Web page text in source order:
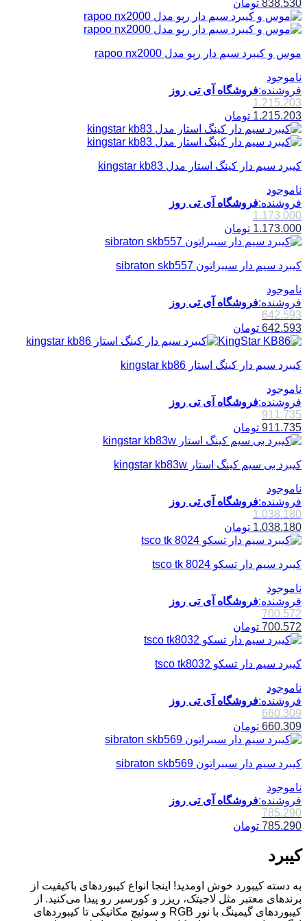
838.530 تومان
موس و کیبرد سیم دار رپو مدل rapoo nx2000
ناموجود
فروشنده:فروشگاه آی تی روز
1.215.203
1.215.203 تومان
کیبرد سیم دار کینگ استار مدل kingstar kb83
ناموجود
فروشنده:فروشگاه آی تی روز
1.173.000
1.173.000 تومان
کیبرد سیم دار سیبراتون sibraton skb557
ناموجود
فروشنده:فروشگاه آی تی روز
642.593
642.593 تومان
کیبرد سیم دار کینگ استار kingstar kb86
ناموجود
فروشنده:فروشگاه آی تی روز
911.735
911.735 تومان
کیبرد بی سیم کینگ استار kingstar kb83w
ناموجود
فروشنده:فروشگاه آی تی روز
1.038.180
1.038.180 تومان
کیبرد سیم دار تسکو tsco tk 8024
ناموجود
فروشنده:فروشگاه آی تی روز
700.572
700.572 تومان
کیبرد سیم دار تسکو tsco tk8032
ناموجود
فروشنده:فروشگاه آی تی روز
660.309
660.309 تومان
کیبرد سیم دار سیبراتون sibraton skb569
ناموجود
فروشنده:فروشگاه آی تی روز
785.290
785.290 تومان
کیبرد
به دسته کیبورد خوش اومدید! اینجا انواع کیبوردهای باکیفیت از
برندهای معتبر مثل لاجیتک، ریزر و کورسیر رو پیدا می‌کنید. از
کیبوردهای گیمینگ با نور RGB و سوئیچ مکانیکی تا کیبوردهای